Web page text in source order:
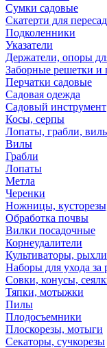
Сумки садовые
Скатерти для
Подколенники
Указатели
Держатели, опоры
Заборные решетки и
Перчатки садовые
Садовая одежда
Садовый инструмент
Косы, серпы
Лопаты, грабли,
Вилы
Грабли
Лопаты
Метла
Черенки
Ножницы,
Обработка почвы
Вилки посадочные
Корнеудалители
Культиваторы,
Наборы для ухода за
Совки, конусы,
Тяпки, мотыжки
Пилы
Плодосъемники
Плоскорезы, мотыги
Секаторы, сучкорезы